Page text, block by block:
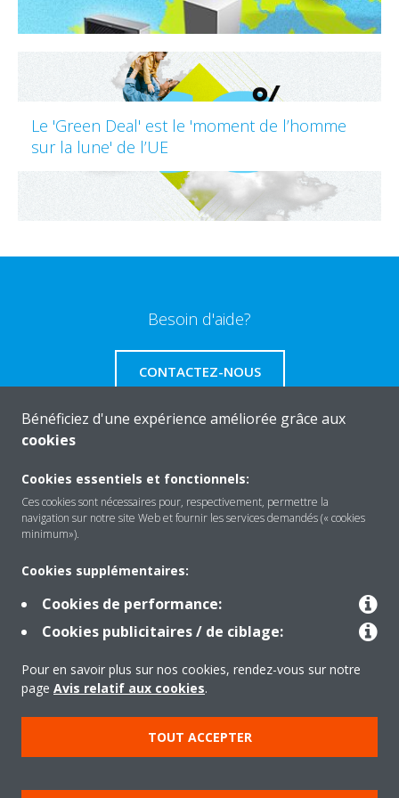
Le 'Green Deal' est le 'moment de l’homme
sur la lune' de l’UE
Besoin d'aide?
CONTACTEZ-NOUS
A propos de Daikin
Solutions
Contact
Outils
Bénéficiez d'une expérience améliorée grâce aux
cookies
Cookies essentiels et fonctionnels:
Ces cookies sont nécessaires pour, respectivement, permettre la
navigation sur notre site Web et fournir les services demandés (« cookies
minimum»).
Cookies supplémentaires:
Cookies de performance:
Cookies publicitaires / de ciblage:
Pour en savoir plus sur nos cookies, rendez-vous sur notre
page Avis relatif aux cookies.
TOUT ACCEPTER